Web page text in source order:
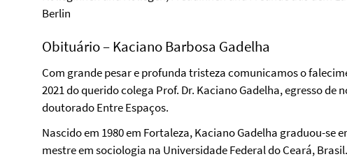
Berlin
Obituário – Kaciano Barbosa Gadelha
Com grande pesar e profunda tristeza comunicamos o
2021 do querido colega Prof. Dr. Kaciano Gadelha, egresso
doutorado Entre Espaços.
Nascido em 1980 em Fortaleza, Kaciano Gadelha graduou-se
mestre em sociologia na Universidade Federal do Ceará,